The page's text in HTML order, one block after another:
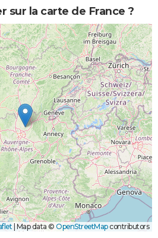
sur la carte de France ?
Map data © OpenStreetMapcontributors